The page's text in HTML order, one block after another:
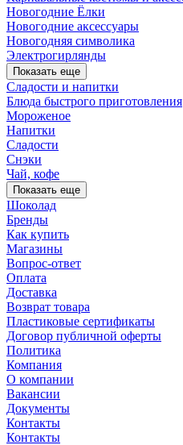
Новогодние Ёлки
Новогодние аксессуары
Новогодняя символика
Электрогирлянды
Показать еще
Сладости и напитки
Блюда быстрого приготовления
Мороженое
Напитки
Сладости
Снэки
Чай, кофе
Показать еще
Шоколад
Бренды
Как купить
Магазины
Вопрос-ответ
Оплата
Доставка
Возврат товара
Пластиковые сертификаты
Договор публичной оферты
Политика
Компания
О компании
Вакансии
Документы
Контакты
Контакты